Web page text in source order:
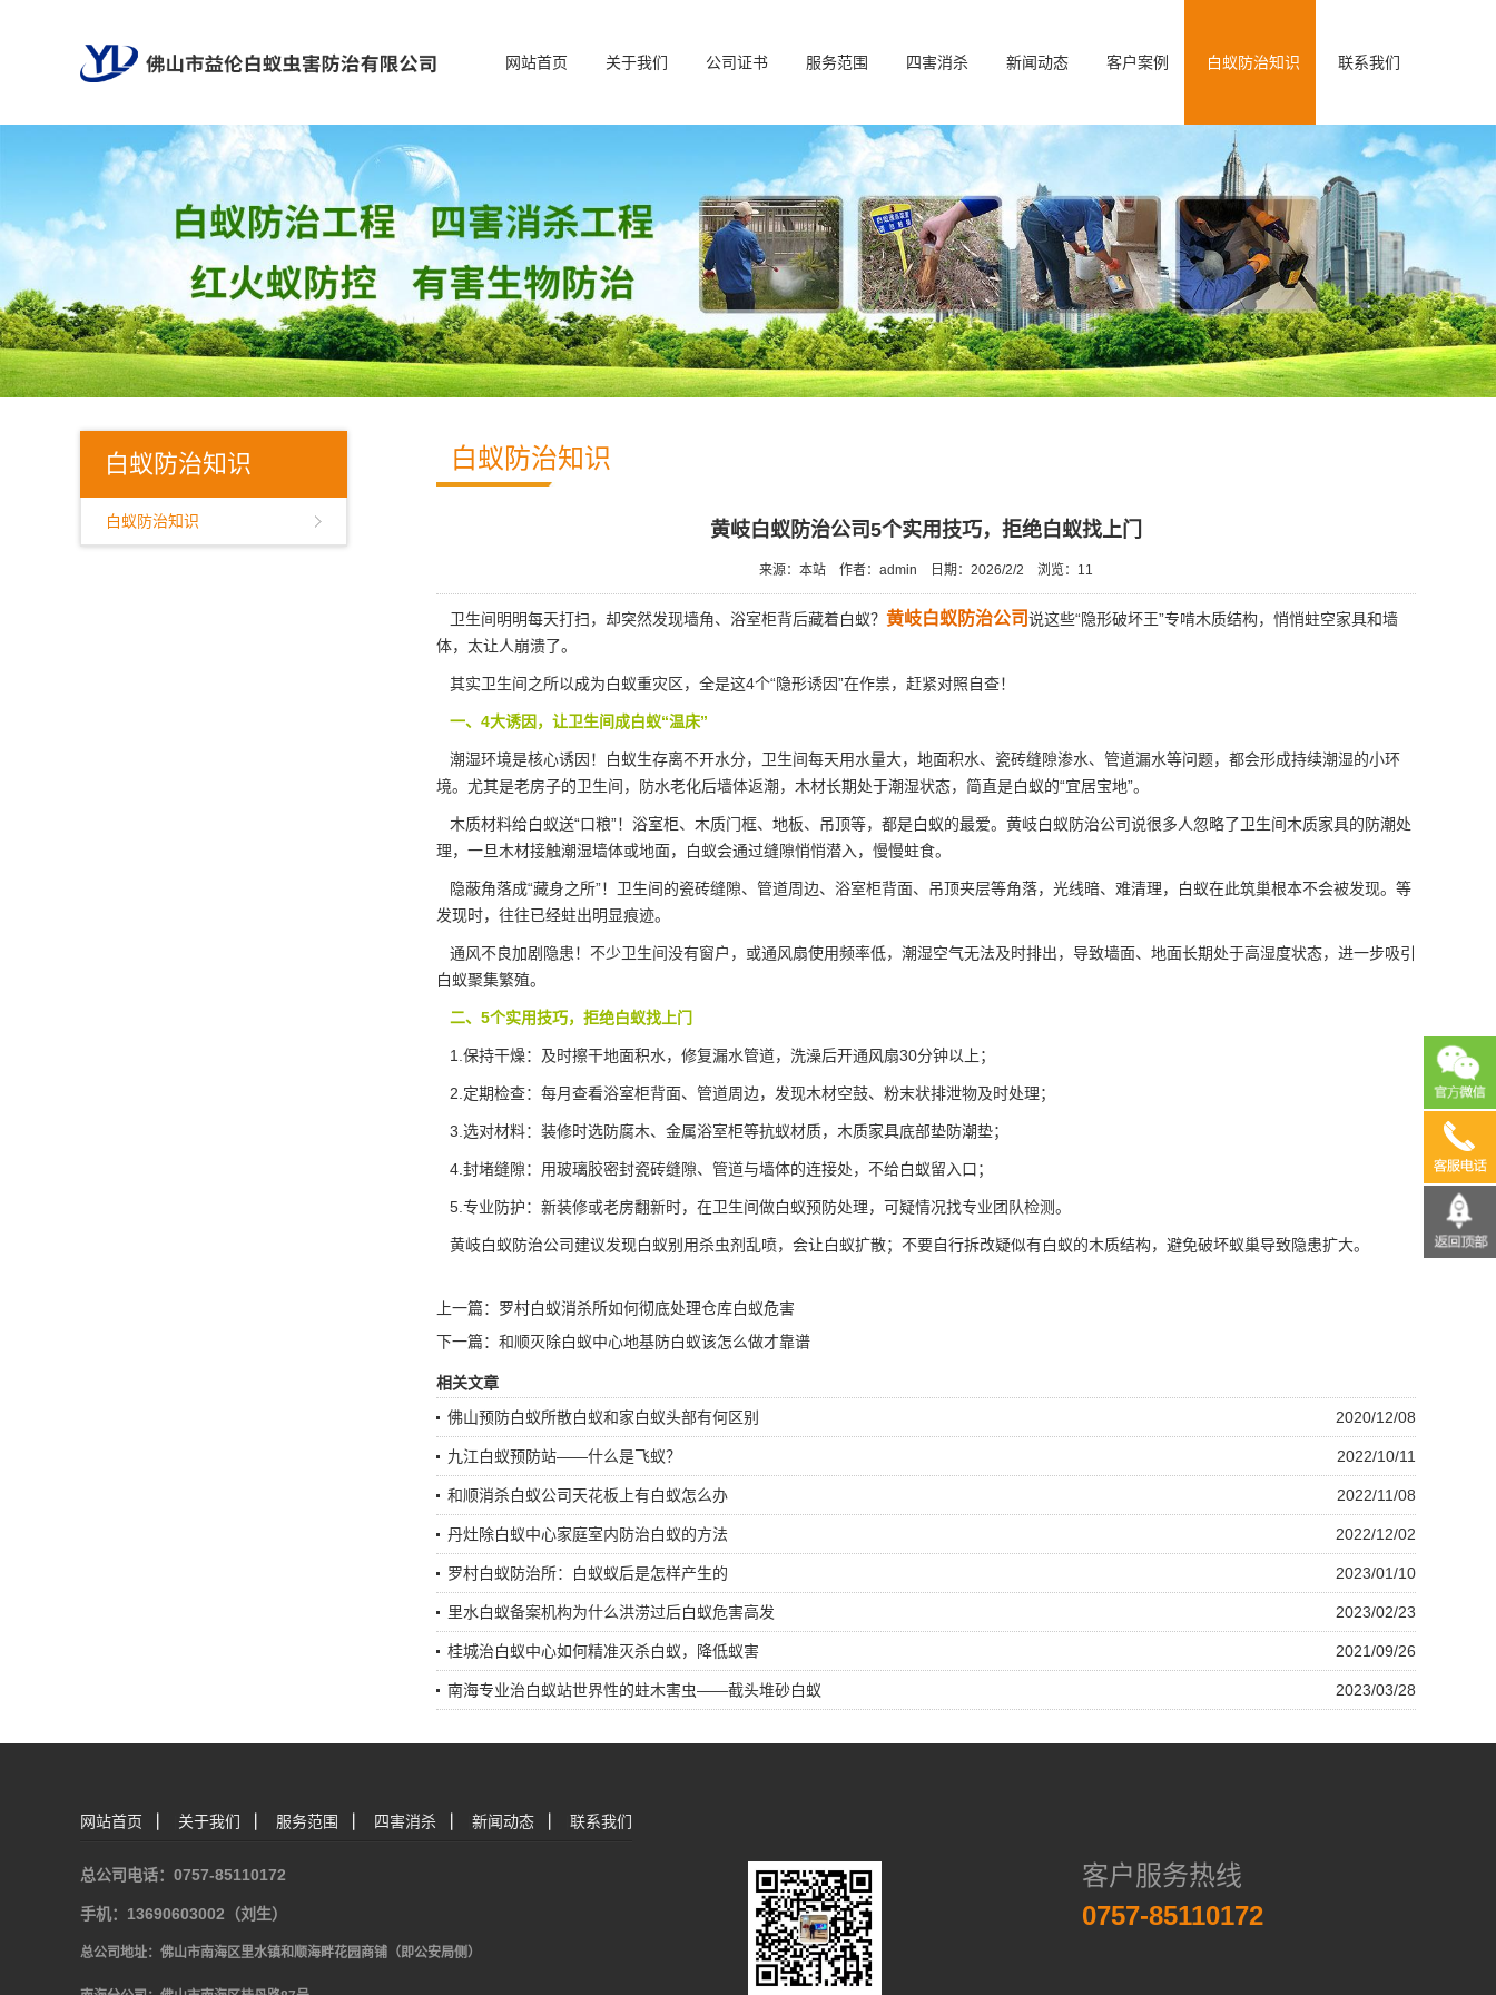
网站首页 关于我们 公司证书 服务范围 四害消杀 新闻动态 客户案例 白蚁防治知识 联系我们
白蚁防治知识
白蚁防治知识
白蚁防治知识
黄岐白蚁防治公司5个实用技巧，拒绝白蚁找上门
来源：本站 作者：admin 日期：2026/2/2 浏览： 11
卫生间明明每天打扫，却突然发现墙角、浴室柜背后藏着白蚁？ 黄岐白蚁防治公司说这些“隐形破坏王”专啃木质结构，悄悄蛀空家具和墙
体，太让人崩溃了。
其实卫生间之所以成为白蚁重灾区，全是这4个“隐形诱因”在作祟，赶紧对照自查！
一、4大诱因，让卫生间成白蚁“温床”
潮湿环境是核心诱因！白蚁生存离不开水分，卫生间每天用水量大，地面积水、瓷砖缝隙渗水、管道漏水等问题，都会形成持续潮湿的小环
境。尤其是老房子的卫生间，防水老化后墙体返潮，木材长期处于潮湿状态，简直是白蚁的“宜居宝地”。
木质材料给白蚁送“口粮”！浴室柜、木质门框、地板、吊顶等，都是白蚁的最爱。黄岐白蚁防治公司说很多人忽略了卫生间木质家具的防潮处
理，一旦木材接触潮湿墙体或地面，白蚁会通过缝隙悄悄潜入，慢慢蛀食。
隐蔽角落成“藏身之所”！卫生间的瓷砖缝隙、管道周边、浴室柜背面、吊顶夹层等角落，光线暗、难清理，白蚁在此筑巢根本不会被发现。等
发现时，往往已经蛀出明显痕迹。
通风不良加剧隐患！不少卫生间没有窗户，或通风扇使用频率低，潮湿空气无法及时排出，导致墙面、地面长期处于高湿度状态，进一步吸引
白蚁聚集繁殖。
二、5个实用技巧，拒绝白蚁找上门
1.保持干燥：及时擦干地面积水，修复漏水管道，洗澡后开通风扇30分钟以上；
2.定期检查：每月查看浴室柜背面、管道周边，发现木材空鼓、粉末状排泄物及时处理；
3.选对材料：装修时选防腐木、金属浴室柜等抗蚁材质，木质家具底部垫防潮垫；
4.封堵缝隙：用玻璃胶密封瓷砖缝隙、管道与墙体的连接处，不给白蚁留入口；
5.专业防护：新装修或老房翻新时，在卫生间做白蚁预防处理，可疑情况找专业团队检测。
黄岐白蚁防治公司建议发现白蚁别用杀虫剂乱喷，会让白蚁扩散；不要自行拆改疑似有白蚁的木质结构，避免破坏蚁巢导致隐患扩大。
上一篇： 罗村白蚁消杀所如何彻底处理仓库白蚁危害
下一篇： 和顺灭除白蚁中心地基防白蚁该怎么做才靠谱
相关文章
2020/12/08
佛山预防白蚁所散白蚁和家白蚁头部有何区别
2022/10/11
九江白蚁预防站——什么是飞蚁？
2022/11/08
和顺消杀白蚁公司天花板上有白蚁怎么办
2022/12/02
丹灶除白蚁中心家庭室内防治白蚁的方法
2023/01/10
罗村白蚁防治所：白蚁蚁后是怎样产生的
2023/02/23
里水白蚁备案机构为什么洪涝过后白蚁危害高发
2021/09/26
桂城治白蚁中心如何精准灭杀白蚁，降低蚁害
2023/03/28
南海专业治白蚁站世界性的蛀木害虫——截头堆砂白蚁
网站首页 关于我们 服务范围 四害消杀 新闻动态 联系我们
总公司电话：0757-85110172
手机：13690603002（刘生）
总公司地址：佛山市南海区里水镇和顺海畔花园商铺（即公安局侧）
客户服务热线
0757-85110172